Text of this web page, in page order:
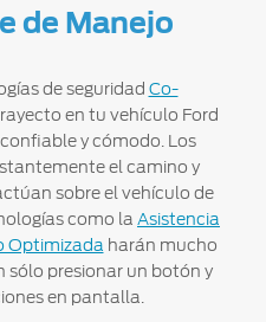
de Manejo
de seguridad Co-
en tu vehículo Ford
y cómodo. Los
el camino y
sobre el vehículo de
como la Asistencia
Optimizada harán mucho
sólo presionar un botón y
en pantalla.